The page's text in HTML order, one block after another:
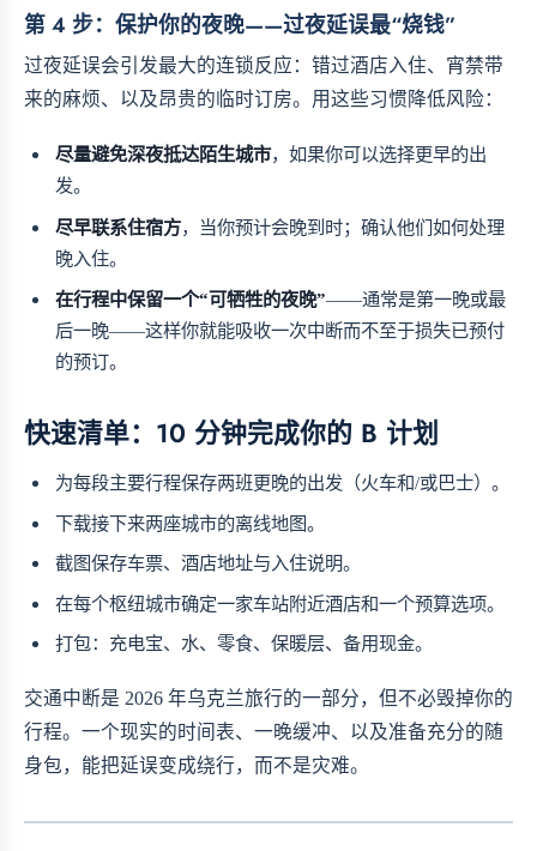
第 4 步：保护你的夜晚——过夜延误最“烧钱”
过夜延误会引发最大的连锁反应：错过酒店入住、宵禁带
来的麻烦、以及昂贵的临时订房。用这些习惯降低风险：
尽量避免深夜抵达陌生城市，如果你可以选择更早的出
发。
尽早联系住宿方，当你预计会晚到时；确认他们如何处理
晚入住。
在行程中保留一个“可牺牲的夜晚”——通常是第一晚或最
后一晚——这样你就能吸收一次中断而不至于损失已预付
的预订。
快速清单：10 分钟完成你的 B 计划
为每段主要行程保存两班更晚的出发（火车和/或巴士）。
下载接下来两座城市的离线地图。
截图保存车票、酒店地址与入住说明。
在每个枢纽城市确定一家车站附近酒店和一个预算选项。
打包：充电宝、水、零食、保暖层、备用现金。
交通中断是 2026 年乌克兰旅行的一部分，但不必毁掉你的
行程。一个现实的时间表、一晚缓冲、以及准备充分的随
身包，能把延误变成绕行，而不是灾难。